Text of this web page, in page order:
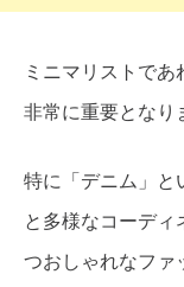
ミニマリストで
非常に重要となり
特に「デニム」と
と多様なコーデ
つおしゃれなファ